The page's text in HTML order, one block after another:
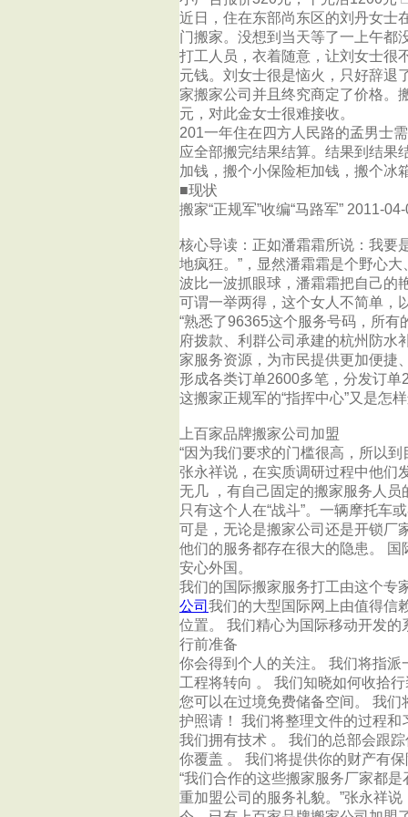
近日，住在东部尚东区的刘丹女士
门搬家。没想到当天等了一上午都
打工人员，衣着随意，让刘女士很
元钱。刘女士很是恼火，只好辞退
家搬家公司并且终究商定了价格。
元，对此金女士很难接收。
201一年住在四方人民路的孟男士
应全部搬完结果结算。结果到结果
加钱，搬个小保险柜加钱，搬个冰
■现状
搬家“正规军”收编“马路军” 2011-
核心导读：正如潘霜霜所说：我要
地疯狂。”，显然潘霜霜是个野心
波比一波抓眼球，潘霜霜把自己的
可谓一举两得，这个女人不简单，
“熟悉了96365这个服务号码，所
府拨款、利群公司承建的杭州防水
家服务资源，为市民提供更加便捷
形成各类订单2600多笔，分发订单
这搬家正规军的“指挥中心”又是怎
上百家品牌搬家公司加盟
“因为我们要求的门槛很高，所以
张永祥说，在实质调研过程中他们
无几 ，有自己固定的搬家服务人
只有这个人在“战斗”。一辆摩托车
可是，无论是搬家公司还是开锁厂
他们的服务都存在很大的隐患。 国
安心外国。
我们的国际搬家服务打工由这个专
公司 我们的大型国际网上由值得信
位置。 我们精心为国际移动开发的
行前准备
你会得到个人的关注。 我们将指派
工程将转向 。 我们知晓如何收拾行
您可以在过境免费储备空间。 我们
护照请！ 我们将整理文件的过程和
我们拥有技术 。 我们的总部会跟
你覆盖 。 我们将提供你的财产有保
“我们合作的这些搬家服务厂家都
重加盟公司的服务礼貌。”张永祥